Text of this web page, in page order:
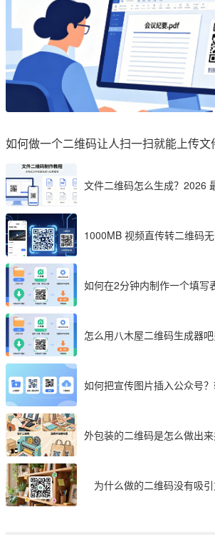
如何做一个二维码让人扫一扫就能上传文
文件二维码怎么生成？2026
1000MB 视频直传转二维码
如何在2分钟内制作一个填写
怎么用八木屋二维码生成器
如何把宣传图片插入公众号
外包装的二维码是怎么做出
为什么做的二维码没有吸